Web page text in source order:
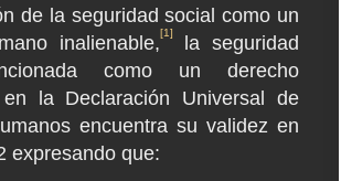
de la seguridad social como un
inalienable,[1]
la seguridad
como un derecho
en la Declaración Universal de
encuentra su validez en
expresando que: